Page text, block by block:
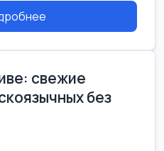
свежие
без